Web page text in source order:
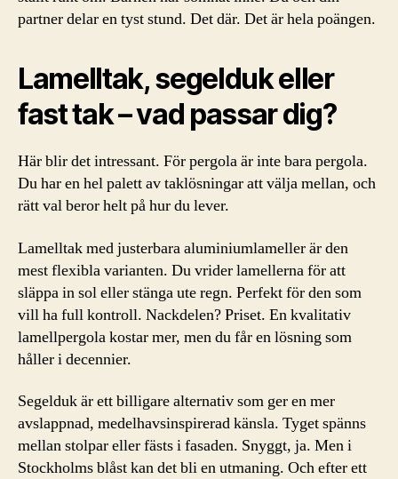
partner delar en tyst stund. Det där. Det är hela poängen.
Lamelltak, segelduk eller
fast tak – vad passar dig?
Här blir det intressant. För pergola är inte bara pergola.
Du har en hel palett av taklösningar att välja mellan, och
rätt val beror helt på hur du lever.
Lamelltak med justerbara aluminiumlameller är den
mest flexibla varianten. Du vrider lamellerna för att
släppa in sol eller stänga ute regn. Perfekt för den som
vill ha full kontroll. Nackdelen? Priset. En kvalitativ
lamellpergola kostar mer, men du får en lösning som
håller i decennier.
Segelduk är ett billigare alternativ som ger en mer
avslappnad, medelhavsinspirerad känsla. Tyget spänns
mellan stolpar eller fästs i fasaden. Snyggt, ja. Men i
Stockholms blåst kan det bli en utmaning. Och efter ett